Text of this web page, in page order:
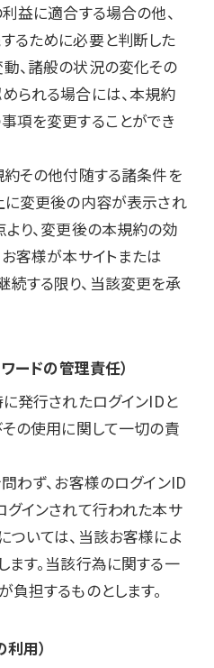
益に適合する場合の他、
るために必要と判断した
、諸般の状況の変化その
られる場合には、本規約
項を変更することができ
約その他付随する諸条件を
に変更後の内容が表示され
り、変更後の本規約の効
客様が本サイトまたは
する限り、当該変更を承
ードの管理責任）
に発行されたログインIDと
その使用に関して一切の責
わず、お客様のログインID
グインされて行われた本サ
ついては、当該お客様によ
ます。当該行為に関する一
担するものとします。
用）